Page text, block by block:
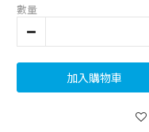
數量
加入購物車